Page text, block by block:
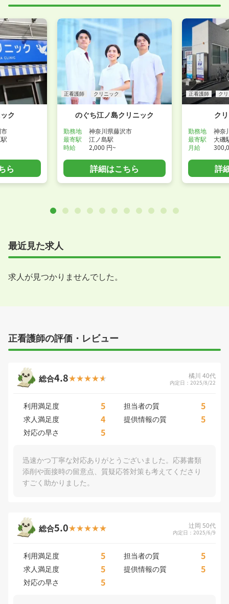
ク
ら
正看護師 クリニック
のぐち江ノ島クリニック
勤務地
神奈川県藤沢市
最寄駅
江ノ島駅
時給
2,000 円~
詳細はこちら
正看護師 ク
ク
勤務地
神奈
最寄駅
大磯
月給
詳
最近見た求人
求人が見つかりませんでした。
正看護師の評価・レビュー
総合4.8 橘川 40代
内定日：2025/8/22
利用満足度 5 担当者の質 5
求人満足度 4 提供情報の質 5
対応の早さ 5
迅速かつ丁寧な対応ありがとうございました。応募書類
添削や面接時の留意点、質疑応答対策も考えてくださり
すごく助かりました。
総合5.0 辻岡 50代
内定日：2025/6/9
利用満足度 5 担当者の質 5
求人満足度 5 提供情報の質 5
対応の早さ 5